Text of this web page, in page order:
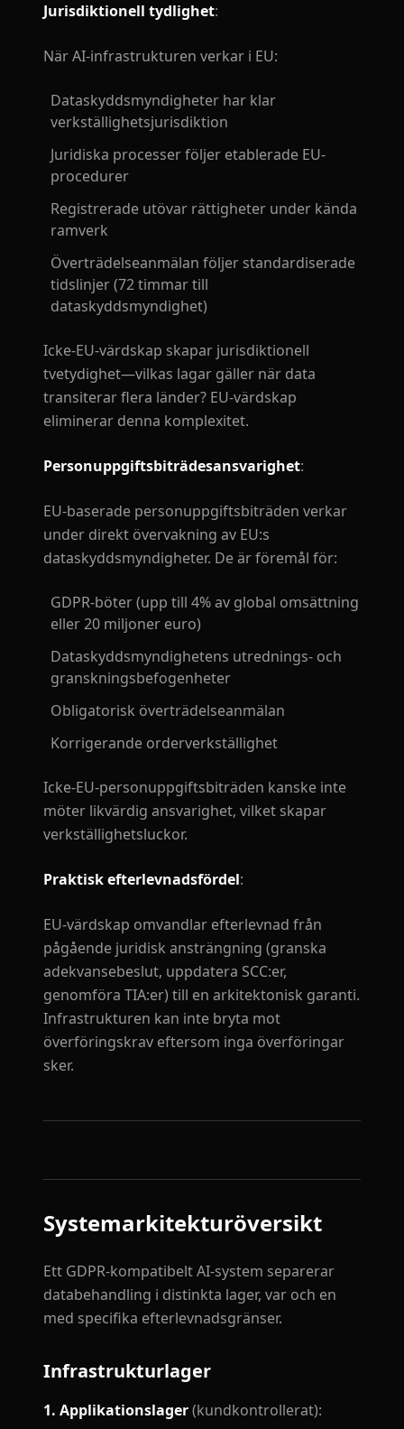
Jurisdiktionell tydlighet:
När AI-infrastrukturen verkar i EU:
Dataskyddsmyndigheter har klar
verkställighetsjurisdiktion
Juridiska processer följer etablerade EU-
procedurer
Registrerade utövar rättigheter under kända
ramverk
Överträdelseanmälan följer standardiserade
tidslinjer (72 timmar till
dataskyddsmyndighet)
Icke-EU-värdskap skapar jurisdiktionell
tvetydighet—vilkas lagar gäller när data
transiterar flera länder? EU-värdskap
eliminerar denna komplexitet.
Personuppgiftsbiträdesansvarighet:
EU-baserade personuppgiftsbiträden verkar
under direkt övervakning av EU:s
dataskyddsmyndigheter. De är föremål för:
GDPR-böter (upp till 4% av global omsättning
eller 20 miljoner euro)
Dataskyddsmyndighetens utrednings- och
granskningsbefogenheter
Obligatorisk överträdelseanmälan
Korrigerande orderverkställighet
Icke-EU-personuppgiftsbiträden kanske inte
möter likvärdig ansvarighet, vilket skapar
verkställighetsluckor.
Praktisk efterlevnadsfördel:
EU-värdskap omvandlar efterlevnad från
pågående juridisk ansträngning (granska
adekvansebeslut, uppdatera SCC:er,
genomföra TIA:er) till en arkitektonisk garanti.
Infrastrukturen kan inte bryta mot
överföringskrav eftersom inga överföringar
sker.
Systemarkitekturöversikt
Ett GDPR-kompatibelt AI-system separerar
databehandling i distinkta lager, var och en
med specifika efterlevnadsgränser.
Infrastrukturlager
1. Applikationslager(kundkontrollerat):